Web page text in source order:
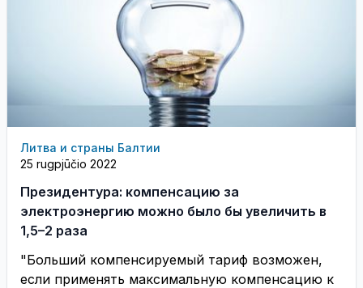
Литва и страны Балтии
25 rugpjūčio 2022
Президентура: компенсацию за
электроэнергию можно было бы увеличить в
1,5–2 раза
"Больший компенсируемый тариф возможен,
если применять максимальную компенсацию к